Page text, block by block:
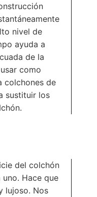
nivel de
ayuda a
de la
como
colchones de
sustituir los
del colchón
Hace que
lujoso. Nos